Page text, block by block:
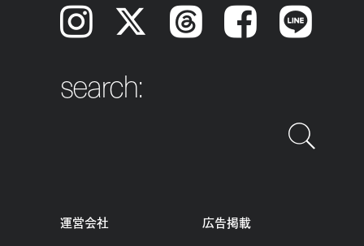
Instagram 𝕏 Threads Facebook LINE
search:
運営会社
広告掲載